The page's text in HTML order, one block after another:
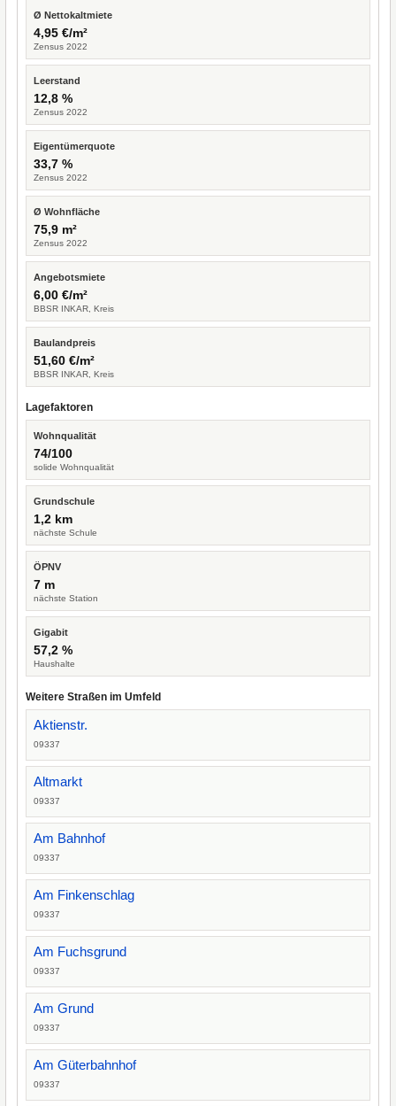
Ø Nettokaltmiete
4,95 €/m²
Zensus 2022
Leerstand
12,8 %
Zensus 2022
Eigentümerquote
33,7 %
Zensus 2022
Ø Wohnfläche
75,9 m²
Zensus 2022
Angebotsmiete
6,00 €/m²
BBSR INKAR, Kreis
Baulandpreis
51,60 €/m²
BBSR INKAR, Kreis
Lagefaktoren
Wohnqualität
74/100
solide Wohnqualität
Grundschule
1,2 km
nächste Schule
ÖPNV
7 m
nächste Station
Gigabit
57,2 %
Haushalte
Weitere Straßen im Umfeld
Aktienstr.
09337
Altmarkt
09337
Am Bahnhof
09337
Am Finkenschlag
09337
Am Fuchsgrund
09337
Am Grund
09337
Am Güterbahnhof
09337